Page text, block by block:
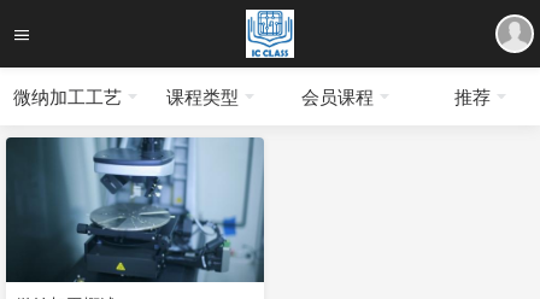
微纳加工工艺 课程类型 会员课程 推荐